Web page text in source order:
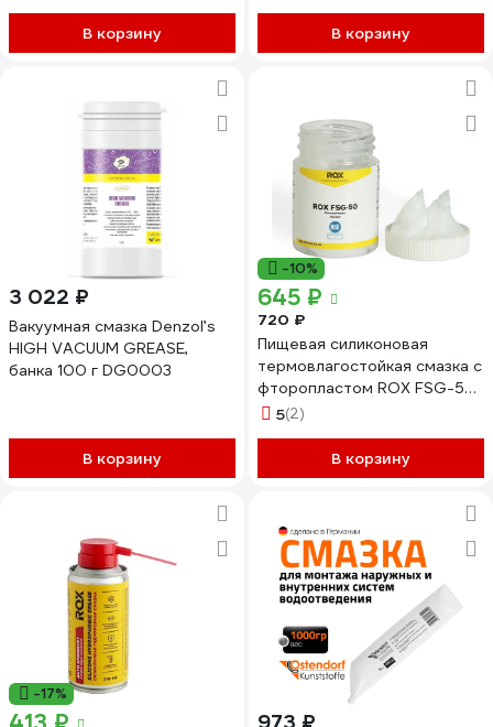
В корзину В корзину
3 022 ₽
Вакуумная смазка Denzol’s
HIGH VACUUM GREASE,
банка 100 г DG0003
В корзину
-10%
645 ₽
720 ₽
Пищевая силиконовая
термовлагостойкая смазка с
фторопластом ROX FSG-50,
с пищевым допуском NSF H1,
5(2)
В корзину
-17%